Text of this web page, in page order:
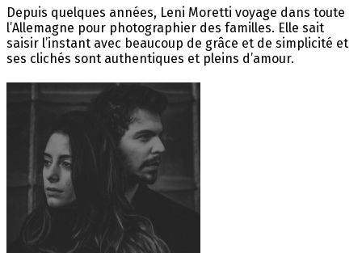
Depuis quelques années, Leni Moretti voyage dans toute
l’Allemagne pour photographier des familles. Elle sait
saisir l’instant avec beaucoup de grâce et de simplicité et
ses clichés sont authentiques et pleins d’amour.